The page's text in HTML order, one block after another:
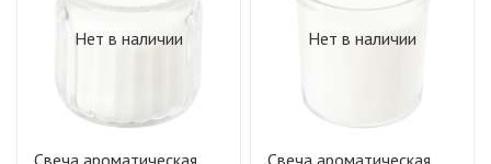
Нет в наличии Нет в наличии